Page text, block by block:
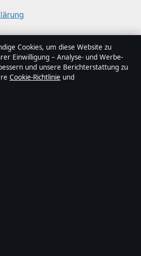
digitaler
Fokus auf Politik, Wirtschaft,
in Deutschland. Jeder Artikel
Cookies, um diese Website zu
Einwilligung – Analyse- und Werbe-
und unsere Berichterstattung zu
Cookie-Richtlinie und